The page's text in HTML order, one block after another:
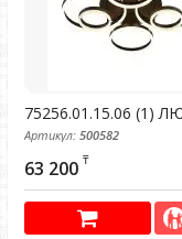
75256.01.15.06 (1)
Артикул: 500582
63 200 ₸